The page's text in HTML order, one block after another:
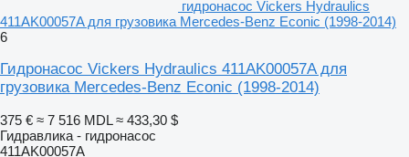
гидронасос Vickers Hydraulics
411AK00057A для грузовика Mercedes-Benz Econic (1998-2014)
6
Гидронасос Vickers Hydraulics 411AK00057A для
грузовика Mercedes-Benz Econic (1998-2014)
375 € ≈ 7 516 MDL ≈ 433,30 $
Гидравлика - гидронасос
411AK00057A